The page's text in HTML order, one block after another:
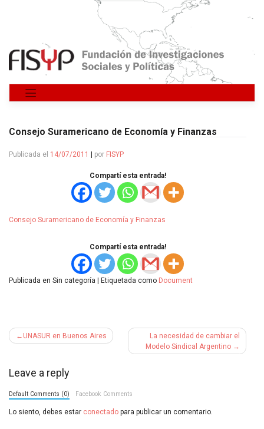
Saltar
Consejo Suramericano de Economía y Finanzas
Publicada el 14/07/2011 por FISYP
Compartí esta entrada!
Consejo Suramericano de Economía y Finanzas
Compartí esta entrada!
Publicada en Sin categoría Etiquetada como Document
Navegación
entradas
UNASUR en Buenos Aires
La necesidad de cambiar el
Modelo Sindical Argentino
Leave a reply
Default Comments (0) Facebook Comments
Lo siento, debes estar conectado para publicar un comentario.